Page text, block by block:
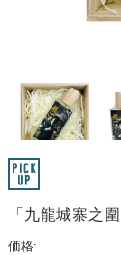
「九龍城寨之
価格: